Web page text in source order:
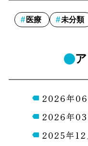
医療 未分類
2026年06
2026年03
2025年12